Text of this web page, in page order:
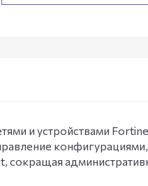
и устройствами
конфигурациями,
сокращая